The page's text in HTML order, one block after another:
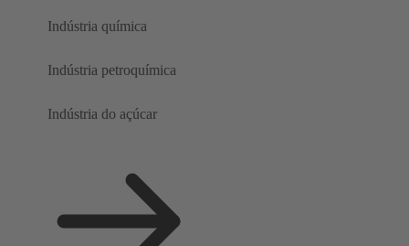
Indústria química
Indústria petroquímica
Indústria do açúcar